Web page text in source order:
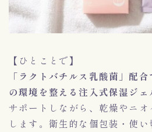
【ひとことで】
「ラクトバチルス乳酸菌」配
の環境を整える注入式保湿ジェ
サポートしながら、乾燥やニ
します。衛生的な個包装・使